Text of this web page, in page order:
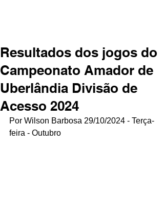
Resultados dos jogos do
Campeonato Amador de
Uberlândia Divisão de
Acesso 2024
Por Wilson Barbosa 29/10/2024 - Terça-
feira - Outubro